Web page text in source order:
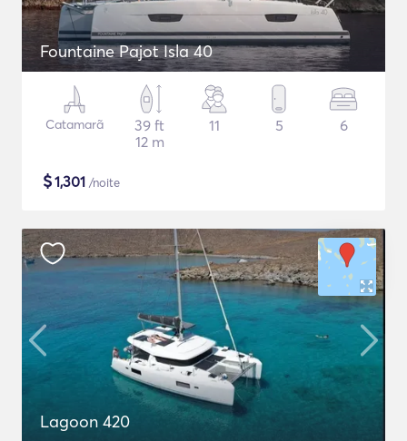
Fountaine Pajot Isla 40
Catamarã
39 ft
12 m
11 5 6
$1,301 /noite
Lagoon 420